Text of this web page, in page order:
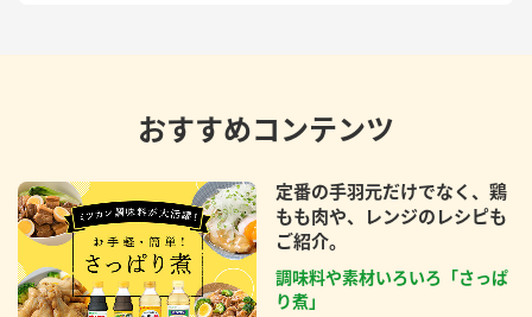
おすすめコンテンツ
定番の手羽元だけでなく、鶏
もも肉や、レンジのレシピも
ご紹介。
調味料や素材いろいろ「さっぱ
り煮」